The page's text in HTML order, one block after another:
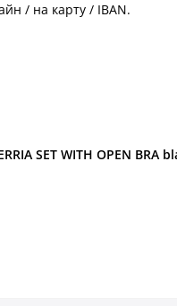
/ на карту / IBAN.
SET WITH OPEN BRA